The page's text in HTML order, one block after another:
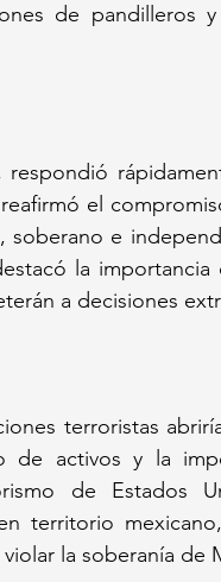
de pandilleros
el
soberano e
la
a decisiones
terroristas
de activos y la
de Estados
territorio
la soberanía de